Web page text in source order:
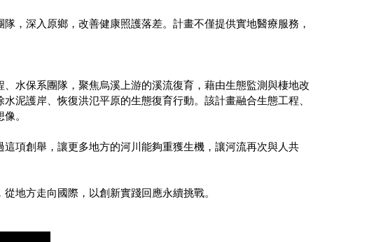
，深入原鄉，改善健康照護落差。計畫不僅提供實地醫療服務，
水保系團隊，聚焦烏溪上游的溪流復育，藉由生態監測與棲地改
泥護岸、恢復洪氾平原的生態復育行動。該計畫融合生態工程、
。
項創舉，讓更多地方的河川能夠重獲生機，讓河流再次與人共
地方走向國際，以創新實踐回應永續挑戰。